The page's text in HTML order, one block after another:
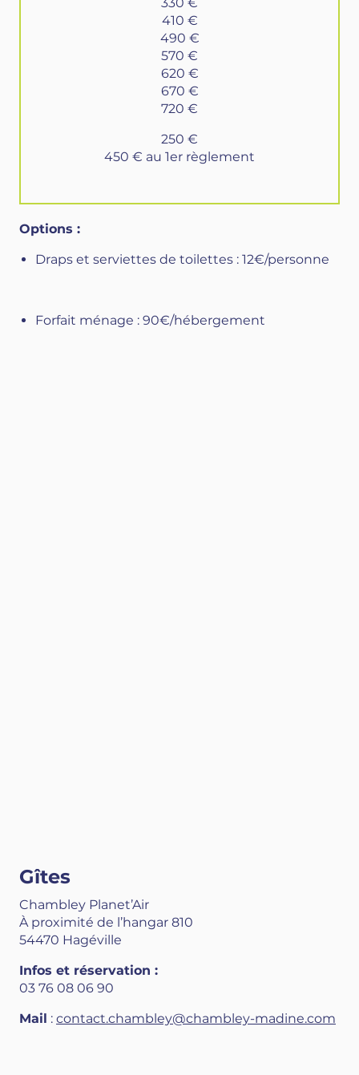
410 €
490 €
570 €
620 €
670 €
720 €
250 €
450 € au 1er règlement
Options :
Draps et serviettes de toilettes : 12€/personne
Forfait ménage : 90€/hébergement
Gîtes
Chambley Planet’Air
À proximité de l’hangar 810
54470 Hagéville
Infos et réservation :
03 76 08 06 90
Mail : contact.chambley@chambley-madine.com